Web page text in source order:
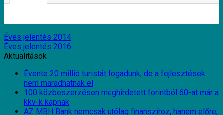
Éves jelentés 2014
Éves jelentés 2016
Aktualitások
Évente 20 millió turistát fogadunk, de a fejlesztések
nem maradhatnak el
100 közbeszerzésen meghirdetett forintból 60-at már a
kkv-k kapnak
AZ MBH Bank nemcsak utólag finanszíroz, hanem előre,